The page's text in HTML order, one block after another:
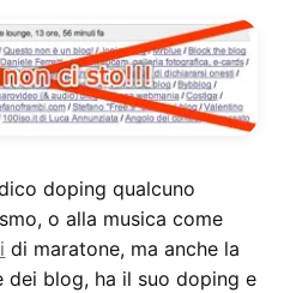
doping qualcuno
o alla musica come
di maratone, ma anche la
dei blog, ha il suo doping e